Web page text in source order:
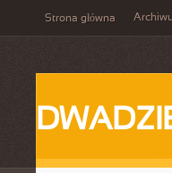
Strona główna